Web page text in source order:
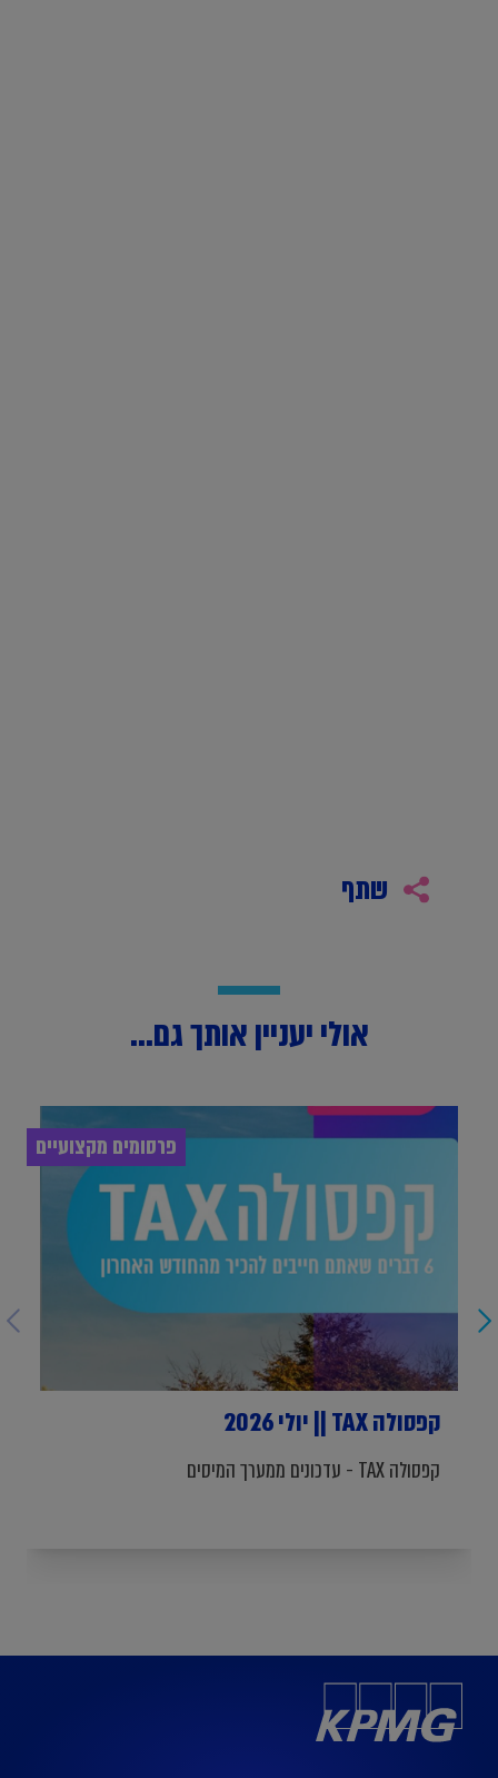
שתף
אולי יעניין אותך גם...
פרסומים מקצועיים
קפסולה TAX || יולי 2026
קפסולה TAX - עדכונים ממערך המיסים